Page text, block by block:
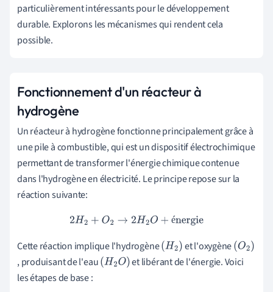
particulièrement intéressants pour le développement
durable. Explorons les mécanismes qui rendent cela
possible.
Fonctionnement d'un réacteur à
hydrogène
Un réacteur à hydrogène fonctionne principalement grâce à
une pile à combustible, qui est un dispositif électrochimique
permettant de transformer l'énergie chimique contenue
dans l'hydrogène en électricité. Le principe repose sur la
réaction suivante:
é
2H 2+O 2→2 H2O+énergie
Cette réaction implique l'hydrogène(H2) et l'oxygène(
O
, produisant de l'eau(H2O)
et libérant de l'énergie. Voici
les étapes de base :